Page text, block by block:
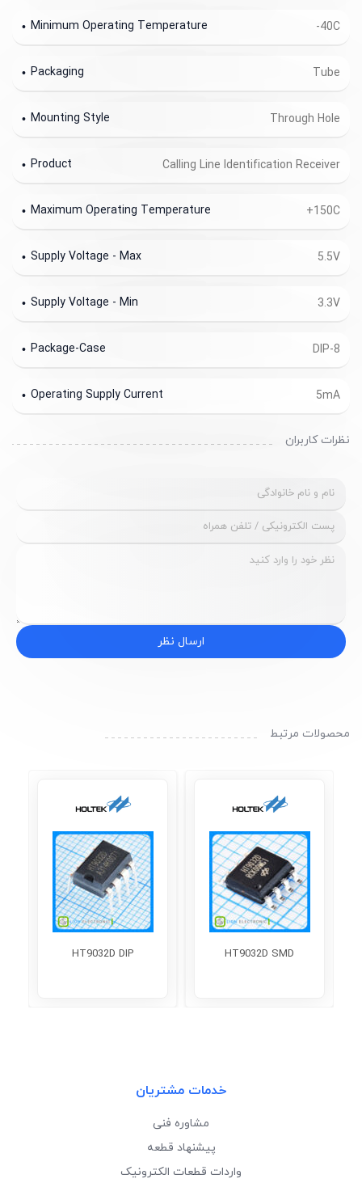
-40C
Minimum Operating Temperature
Tube
Packaging
Through Hole
Mounting Style
Calling Line Identification Receiver
Product
+150C
Maximum Operating Temperature
5.5V
Supply Voltage - Max
3.3V
Supply Voltage - Min
DIP-8
Package-Case
5mA
Operating Supply Current
نظرات کاربران
ارسال نظر
محصولات مرتبط
HT9032D SMD
HT9032D DIP
خدمات مشتریان
مشاوره فنی
پیشنهاد قطعه
واردات قطعات الکترونیک